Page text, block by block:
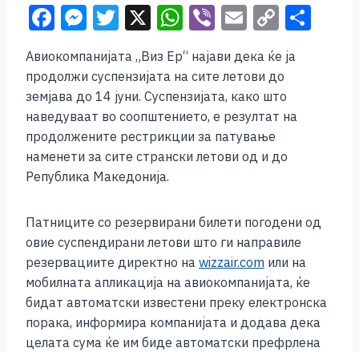
F
c
e
b
o
o
M
ss
e
n
g
er
T
wi
tt
er
X W
h
at
s
A
p
p
Vi
er
E
ai
l
C
o
p
y
Li
n
k
Aвиокомпанијата „Виз Ер“ најави дека ќе ја
продолжи суспензијата на сите летови до
земјава до 14 јуни. Суспензијата, како што
наведуваат во соопштението, е резултат на
продолжените рестрикции за патување
наменети за сите странски летови од и до
Република Македонија.
Патниците со резервирани билети погодени од
овие суспендирани летови што ги направиле
резервациите директно на wizzair.com или на
мобилната апликација на авиокомпанијата, ќе
бидат автоматски известени преку електронска
порака, информира компанијата и додава дека
целата сума ќе им бидe автоматски префрлена